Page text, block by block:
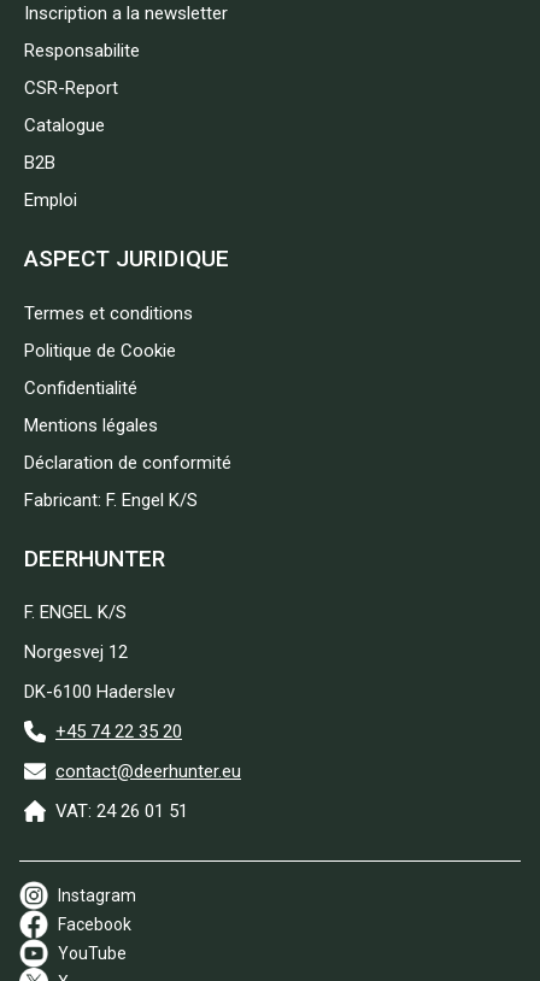
Inscription a la newsletter
Responsabilite
CSR-Report
Catalogue
B2B
Emploi
ASPECT JURIDIQUE
Termes et conditions
Politique de Cookie
Confidentialité
Mentions légales
Déclaration de conformité
Fabricant: F. Engel K/S
DEERHUNTER
F. ENGEL K/S
Norgesvej 12
DK-6100 Haderslev
+45 74 22 35 20
contact@deerhunter.eu
VAT: 24 26 01 51
Instagram
Facebook
YouTube